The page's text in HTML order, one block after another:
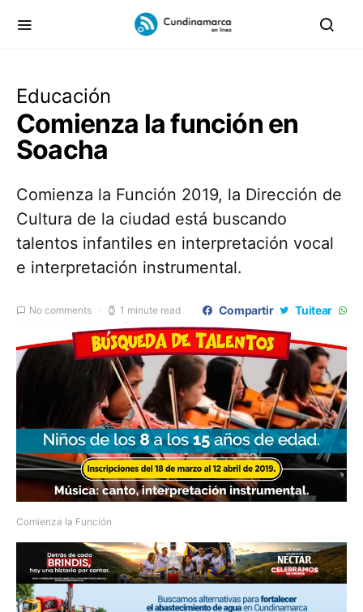
Educación
Comienza la función en
Soacha
Comienza la Función 2019, la Dirección de
Cultura de la ciudad está buscando
talentos infantiles en interpretación vocal
e interpretación instrumental.
No comments 1 minute read Compartir Tuitear
Comienza la Función